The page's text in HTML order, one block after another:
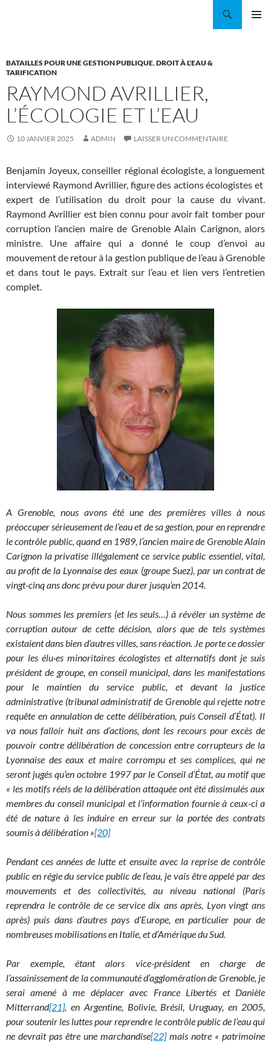
BATAILLES POUR UNE GESTION PUBLIQUE,DROIT À L'EAU &
TARIFICATION
RAYMOND AVRILLIER,
L’ÉCOLOGIE ET L’EAU
10 JANVIER 2025 ADMIN LAISSER UN COMMENTAIRE
Benjamin Joyeux, conseiller régional écologiste, a longuement
interviewé Raymond Avrillier, figure des actions écologistes et
expert de l’utilisation du droit pour la cause du vivant.
Raymond Avrillier est bien connu pour avoir fait tomber pour
corruption l’ancien maire de Grenoble Alain Carignon, alors
ministre. Une affaire qui a donné le coup d’envoi au
mouvement de retour à la gestion publique de l’eau à Grenoble
et dans tout le pays. Extrait sur l’eau et lien vers l’entretien
complet.
A Grenoble, nous avons été une des premières villes à nous
préoccuper sérieusement de l’eau et de sa gestion, pour en reprendre
le contrôle public, quand en 1989, l’ancien maire de Grenoble Alain
Carignon la privatise illégalement ce service public essentiel, vital,
au profit de la Lyonnaise des eaux (groupe Suez), par un contrat de
vingt-cinq ans donc prévu pour durer jusqu’en 2014.
Nous sommes les premiers (et les seuls…) à révéler un système de
corruption autour de cette décision, alors que de tels systèmes
existaient dans bien d’autres villes, sans réaction. Je porte ce dossier
pour les élu·es minoritaires écologistes et alternatifs dont je suis
président de groupe, en conseil municipal, dans les manifestations
pour le maintien du service public, et devant la justice
administrative (tribunal administratif de Grenoble qui rejette notre
requête en annulation de cette délibération, puis Conseil d’État). Il
va nous falloir huit ans d’actions, dont les recours pour excès de
pouvoir contre délibération de concession entre corrupteurs de la
Lyonnaise des eaux et maire corrompu et ses complices, qui ne
seront jugés qu’en octobre 1997 par le Conseil d’État, au motif que
« les motifs réels de la délibération attaquée ont été dissimulés aux
membres du conseil municipal et l’information fournie à ceux-ci a
été de nature à les induire en erreur sur la portée des contrats
soumis à délibération »[20]
Pendant ces années de lutte et ensuite avec la reprise de contrôle
public en régie du service public de l’eau, je vais être appelé par des
mouvements et des collectivités, au niveau national (Paris
reprendra le contrôle de ce service dix ans après, Lyon vingt ans
après) puis dans d’autres pays d’Europe, en particulier pour de
nombreuses mobilisations en Italie, et d’Amérique du Sud.
Par exemple, étant alors vice-président en charge de
l’assainissement de la communauté d’agglomération de Grenoble, je
serai amené à me déplacer avec France Libertés et Danièle
Mitterrand[21], en Argentine, Bolivie, Brésil, Uruguay, en 2005,
pour soutenir les luttes pour reprendre le contrôle public de l’eau qui
ne devrait pas être une marchandise[22]mais notre « patrimoine